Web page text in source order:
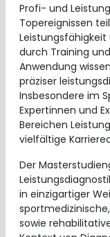
Profi- und
Topereignissen
durch Training
Anwendung
präziser
Insbesondere im
Expertinnen und
Bereichen
vielfältige
Der
in einzigartiger
sowie